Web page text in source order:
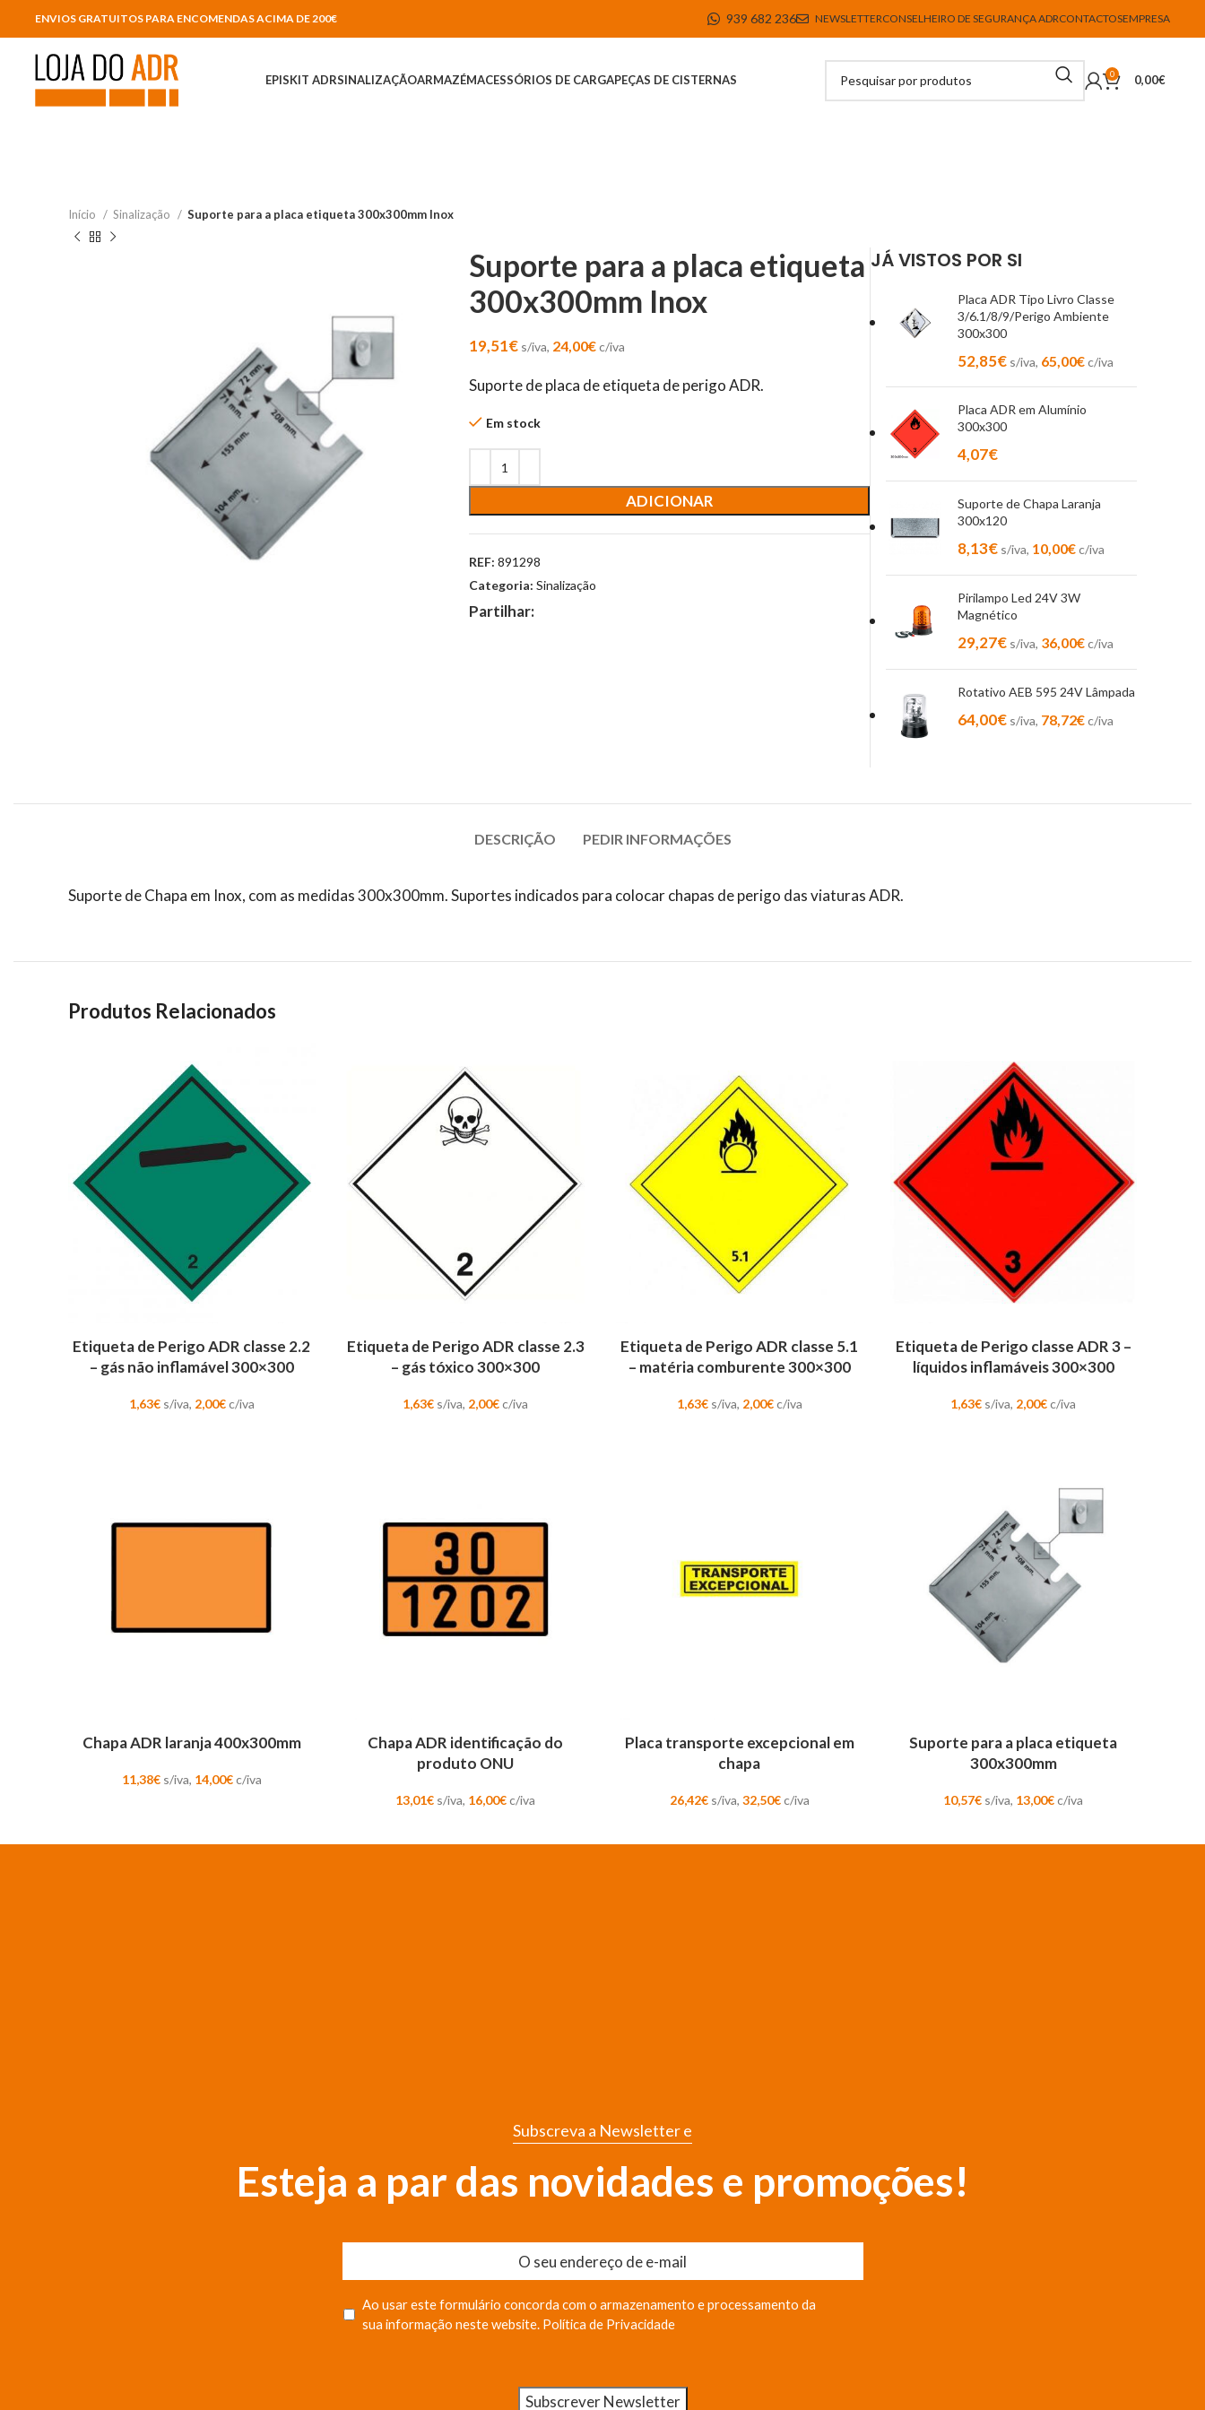
ENVIOS GRATUITOS PARA ENCOMENDAS ACIMA DE 200€ 939 682 236 NEWSLETTERCONSELHEIRO DE SEGURANÇA ADRCONTACTOSEMPRESA
EPISKIT ADRSINALIZAÇÃOARMAZÉMACESSÓRIOS DE CARGAPEÇAS DE CISTERNAS 0 0,00€
Início Sinalização Suporte para a placa etiqueta 300x300mm Inox
Suporte para a placa etiqueta
300x300mm Inox
19,51€ s/iva, 24,00€c/iva
Suporte de placa de etiqueta de perigo ADR.
Em stock
ADICIONAR
REF: 891298
Categoria: Sinalização
Partilhar:
JÁ VISTOS POR SI
Placa ADR Tipo Livro Classe
3/6.1/8/9/Perigo Ambiente
300x300
52,85€ s/iva, 65,00€c/iva
Placa ADR em Alumínio
300x300
4,07€
Suporte de Chapa Laranja
300x120
8,13€ s/iva, 10,00€c/iva
Pirilampo Led 24V 3W
Magnético
29,27€ s/iva, 36,00€c/iva
Rotativo AEB 595 24V Lâmpada
64,00€ s/iva, 78,72€c/iva
DESCRIÇÃO PEDIR INFORMAÇÕES
Suporte de Chapa em Inox, com as medidas 300x300mm. Suportes indicados para colocar chapas de perigo das viaturas ADR.
Produtos Relacionados
Etiqueta de Perigo ADR classe 2.2
– gás não inflamável 300×300
1,63€ s/iva, 2,00€c/iva
Etiqueta de Perigo ADR classe 2.3
– gás tóxico 300×300
1,63€ s/iva, 2,00€c/iva
Etiqueta de Perigo ADR classe 5.1
– matéria comburente 300×300
1,63€ s/iva, 2,00€c/iva
Etiqueta de Perigo classe ADR 3 –
líquidos inflamáveis 300×300
1,63€ s/iva, 2,00€c/iva
Chapa ADR laranja 400x300mm
11,38€ s/iva, 14,00€c/iva
Chapa ADR identificação do
produto ONU
13,01€ s/iva, 16,00€c/iva
Placa transporte excepcional em
chapa
26,42€ s/iva, 32,50€c/iva
Suporte para a placa etiqueta
300x300mm
10,57€ s/iva, 13,00€c/iva
Subscreva a Newsletter e
Esteja a par das novidades e promoções!
Ao usar este formulário concorda com o armazenamento e processamento da
sua informação neste website. Política de Privacidade